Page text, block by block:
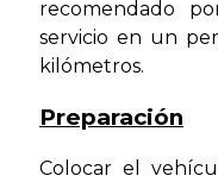
recomendado
servicio en un
kilómetros.
Preparación
Colocar el